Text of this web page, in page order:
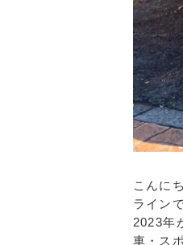
こんに
ライン
2023年
車・ス